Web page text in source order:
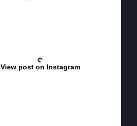
View post on Instagram